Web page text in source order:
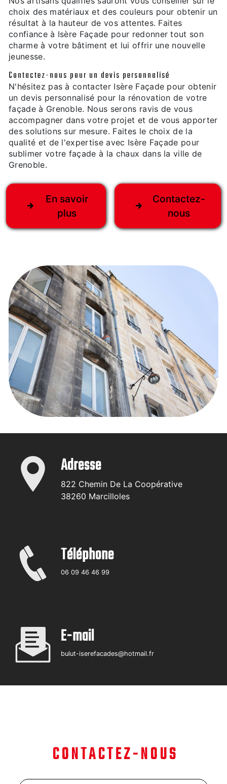
choix des matériaux et des couleurs pour obtenir un
résultat à la hauteur de vos attentes. Faites
confiance à Isère Façade pour redonner tout son
charme à votre bâtiment et lui offrir une nouvelle
jeunesse.
Contactez-nous pour un devis personnalisé
N'hésitez pas à contacter Isère Façade pour obtenir
un devis personnalisé pour la rénovation de votre
façade à Grenoble. Nous serons ravis de vous
accompagner dans votre projet et de vous apporter
des solutions sur mesure. Faites le choix de la
qualité et de l'expertise avec Isère Façade pour
sublimer votre façade à la chaux dans la ville de
Grenoble.
En savoir
plus
Contactez-
nous
Adresse
822 Chemin De La Coopérative
38260 Marcilloles
Téléphone
06 09 46 46 99
E-mail
bulut-iserefacades@hotmail.fr
CONTACTEZ-NOUS